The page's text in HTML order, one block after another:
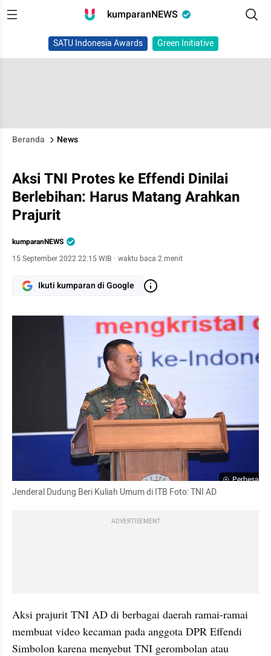
kumparanNEWS
SATU Indonesia Awards Green Initiative
Beranda News
Aksi TNI Protes ke Effendi Dinilai
Berlebihan: Harus Matang Arahkan
Prajurit
kumparanNEWS
15 September 2022 22:15 WIB · waktu baca 2 menit
Ikuti kumparan di Google
Perbesar
Jenderal Dudung Beri Kuliah Umum di ITB Foto: TNI AD
ADVERTISEMENT
Aksi prajurit TNI AD di berbagai daerah ramai-ramai
membuat video kecaman pada anggota DPR Effendi
Simbolon karena menyebut TNI gerombolan atau